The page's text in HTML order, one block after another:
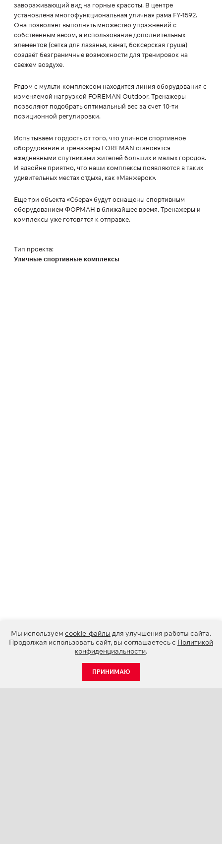
завораживающий вид на горные красоты. В центре
установлена многофункциональная уличная рама FY-1592.
Она позволяет выполнять множество упражнений с
собственным весом, а использование дополнительных
элементов (сетка для лазанья, канат, боксерская груша)
создаёт безграничные возможности для тренировок на
свежем воздухе.
Рядом с мульти-комплексом находится линия оборудования с
изменяемой нагрузкой FOREMAN Outdoor. Тренажеры
позволяют подобрать оптимальный вес за счет 10-ти
позиционной регулировки.
Испытываем гордость от того, что уличное спортивное
оборудование и тренажеры FOREMAN становятся
ежедневными спутниками жителей больших и малых городов.
И вдвойне приятно, что наши комплексы появляются в таких
удивительных местах отдыха, как «Манжерок».
Еще три объекта «Сбера» будут оснащены спортивным
оборудованием ФОРМАН в ближайшее время. Тренажеры и
комплексы уже готовятся к отправке.
Тип проекта:
Уличные спортивные комплексы
Мы используем cookie-файлы для улучшения работы сайта.
Продолжая использовать сайт, вы соглашаетесь с Политикой
конфиденциальности.
ПРИНИМАЮ